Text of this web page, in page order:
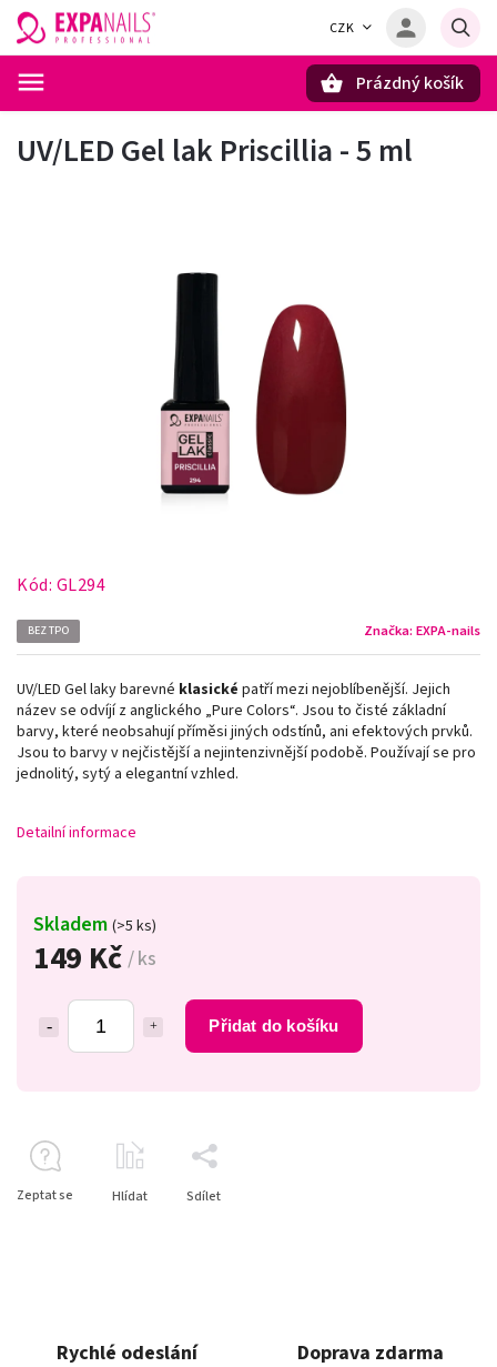
CZK
Prázdný košík
UV/LED Gel lak Priscillia - 5 ml
Kód: GL294
BEZ TPO Značka: EXPA-nails
149 Kč / ks
Přidat do košíku
Skladem (>5 ks)
UV/LED Gel laky barevné klasické patří mezi nejoblíbenější. Jejich
název se odvíjí z anglického „Pure Colors“. Jsou to čisté základní
barvy, které neobsahují příměsi jiných odstínů, ani efektových prvků.
Jsou to barvy v nejčistější a nejintenzivnější podobě. Používají se pro
jednolitý, sytý a elegantní vzhled.
Detailní informace
Zeptat se Hlídat Sdílet
Rychlé odeslání Doprava zdarma